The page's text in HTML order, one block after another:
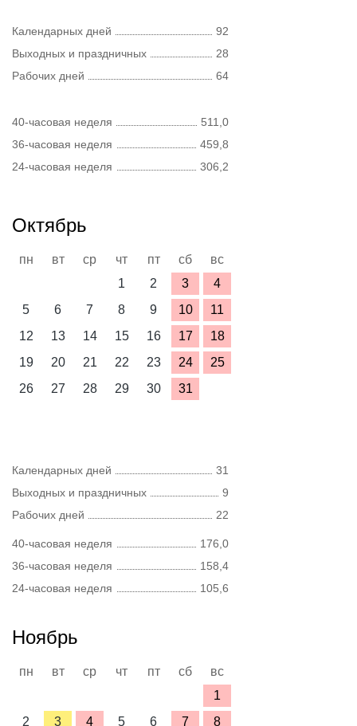
Календарных дней
92
Выходных и праздничных
28
Рабочих дней
64
40-часовая неделя
511,0
36-часовая неделя
459,8
24-часовая неделя
306,2
Октябрь
пн вт ср чт пт сб
вс
1
2 3
4
5
6 7 8 9 10
11
12
13 14 15 16 17
18
19
20 21 22 23 24
25
26
27 28 29 30 31
Календарных дней
31
Выходных и праздничных
9
Рабочих дней
22
40-часовая неделя
176,0
36-часовая неделя
158,4
24-часовая неделя
105,6
Ноябрь
пн вт ср чт пт сб
вс
1
2
3 4 5 6 7 8